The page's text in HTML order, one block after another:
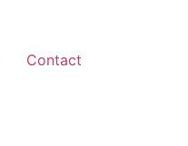
Contact